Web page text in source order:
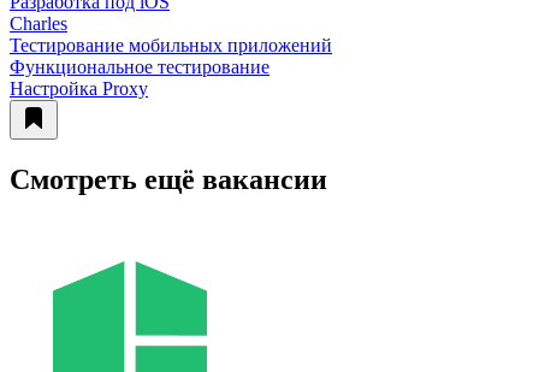
Charles
Тестирование мобильных приложений
Функциональное тестирование
Настройка Proxy
Смотреть ещё вакансии